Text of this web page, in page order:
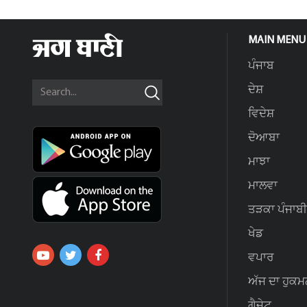
MAIN MENU
ਪੰਜਾਬ
ਦੇਸ਼
ਵਿਦੇਸ਼
ਦੋਆਬਾ
ਮਾਝਾ
ਮਾਲਵਾ
ਤੜਕਾ ਪੰਜਾਬੀ
ਖੇਡ
ਵਪਾਰ
ਅੱਜ ਦਾ